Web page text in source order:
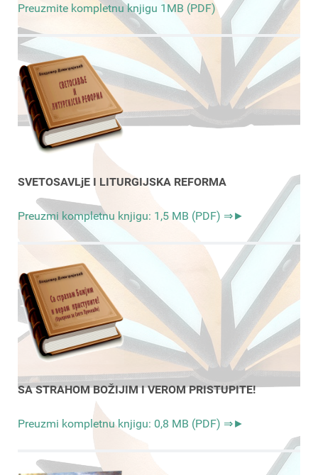
Preuzmite kompletnu knjigu 1MB (PDF)
SVETOSAVLjE I LITURGIJSKA REFORMA
Preuzmi kompletnu knjigu: 1,5 MB (PDF) ⇒►
SA STRAHOM BOŽIJIM I VEROM PRISTUPITE!
Preuzmi kompletnu knjigu: 0,8 MB (PDF) ⇒►